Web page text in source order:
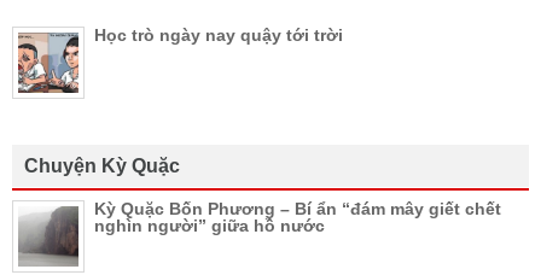
Học trò ngày nay quậy tới trời
Chuyện Kỳ Quặc
Kỳ Quặc Bốn Phương – Bí ẩn “đám mây giết chết
nghìn người” giữa hồ nước